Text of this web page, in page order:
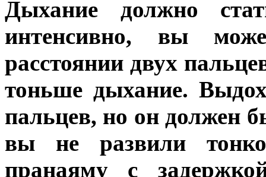
Дыхание должно
интенсивно, вы
расстоянии двух
тоньше дыхание.
пальцев, но он должен
вы не развили
пранаяму с